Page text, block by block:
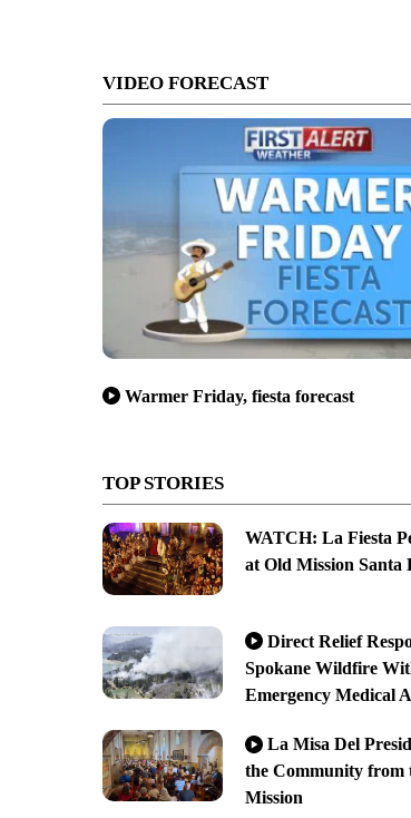
VIDEO FORECAST
Warmer Friday, fiesta forecast
TOP STORIES
WATCH: La Fiesta
at Old Mission Santa
Direct Relief
Spokane Wildfire
Emergency Medical
La Misa Del
the Community from
Mission